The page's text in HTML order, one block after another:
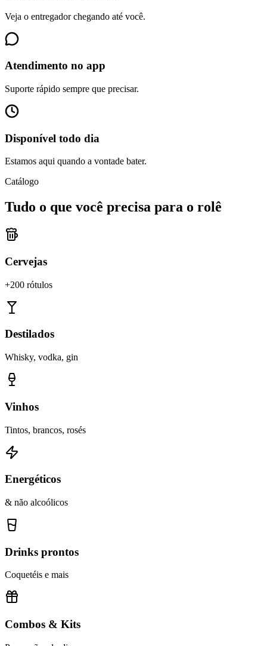
Veja o entregador chegando até você.
Atendimento no app
Suporte rápido sempre que precisar.
Disponível todo dia
Estamos aqui quando a vontade bater.
Catálogo
Tudo o que você precisa para o rolê
Cervejas
+200 rótulos
Destilados
Whisky, vodka, gin
Vinhos
Tintos, brancos, rosés
Energéticos
& não alcoólicos
Drinks prontos
Coquetéis e mais
Combos & Kits